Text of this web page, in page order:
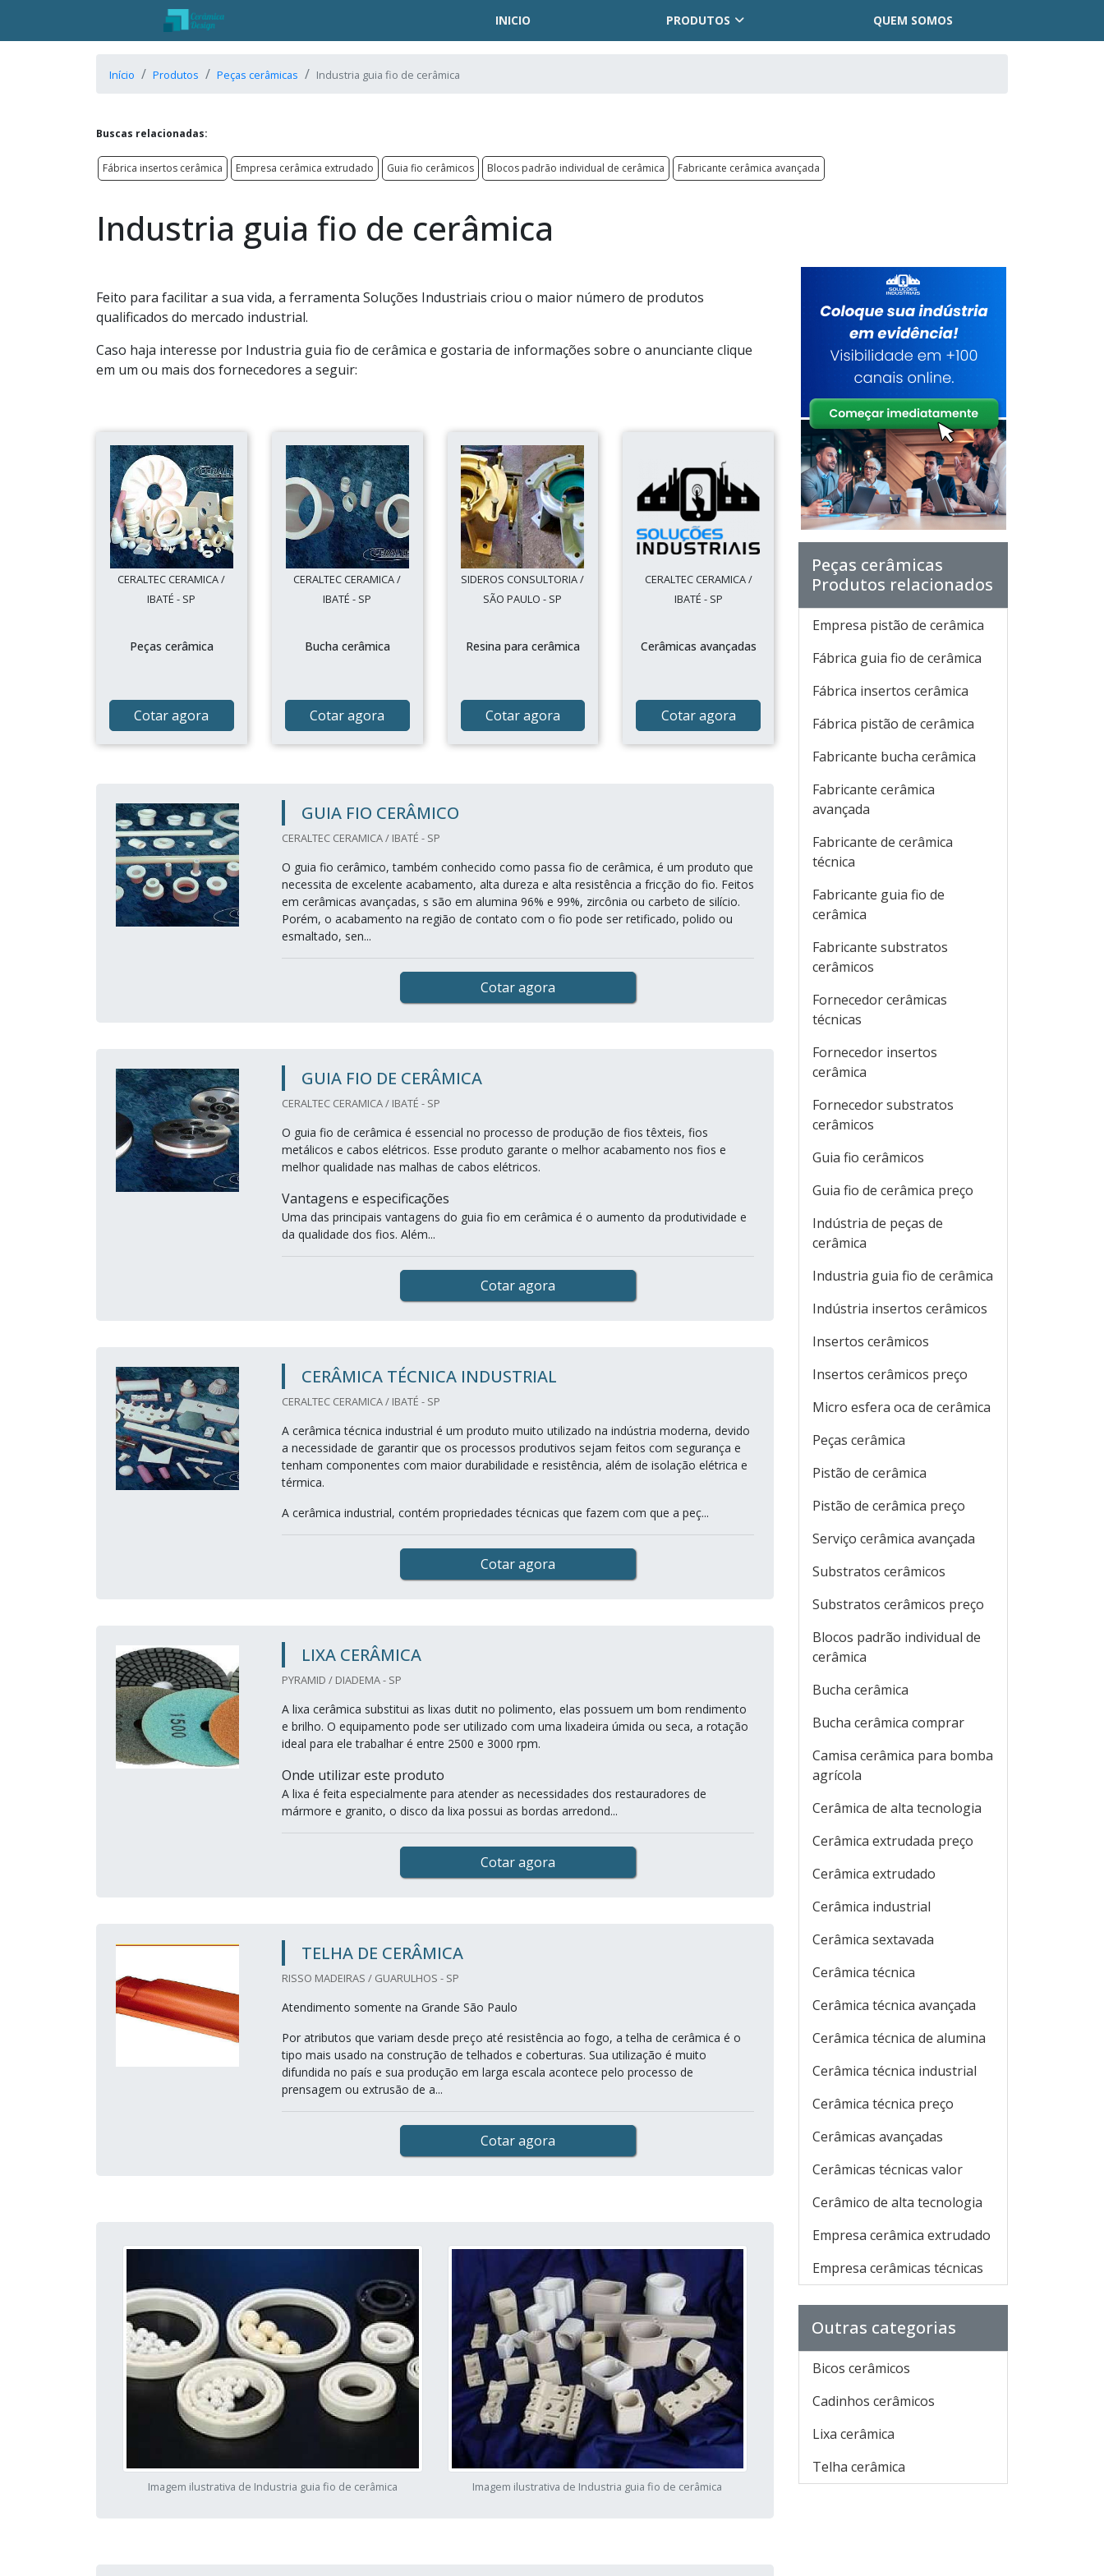
INICIO PRODUTOS QUEM SOMOS
Início Produtos Peças cerâmicas Industria guia fio de cerâmica
Buscas relacionadas:
Fábrica insertos cerâmica Empresa cerâmica extrudado Guia fio cerâmicos Blocos padrão individual de cerâmica Fabricante cerâmica avançada
Industria guia fio de cerâmica
Feito para facilitar a sua vida, a ferramenta Soluções Industriais criou o maior número de produtos
qualificados do mercado industrial.
Caso haja interesse por Industria guia fio de cerâmica e gostaria de informações sobre o anunciante clique
em um ou mais dos fornecedores a seguir:
CERALTEC CERAMICA /
IBATÉ - SP
Peças cerâmica
Cotar agora
CERALTEC CERAMICA /
IBATÉ - SP
Bucha cerâmica
Cotar agora
SIDEROS CONSULTORIA /
SÃO PAULO - SP
Resina para cerâmica
Cotar agora
CERALTEC CERAMICA /
IBATÉ - SP
Cerâmicas avançadas
Cotar agora
GUIA FIO CERÂMICO
CERALTEC CERAMICA / IBATÉ - SP
O guia fio cerâmico, também conhecido como passa fio de cerâmica, é um produto que
necessita de excelente acabamento, alta dureza e alta resistência a fricção do fio. Feitos
em cerâmicas avançadas, s são em alumina 96% e 99%, zircônia ou carbeto de silício.
Porém, o acabamento na região de contato com o fio pode ser retificado, polido ou
esmaltado, sen...
Cotar agora
GUIA FIO DE CERÂMICA
CERALTEC CERAMICA / IBATÉ - SP
O guia fio de cerâmica é essencial no processo de produção de fios têxteis, fios
metálicos e cabos elétricos. Esse produto garante o melhor acabamento nos fios e
melhor qualidade nas malhas de cabos elétricos.
Vantagens e especificações
Uma das principais vantagens do guia fio em cerâmica é o aumento da produtividade e
da qualidade dos fios. Além...
Cotar agora
CERÂMICA TÉCNICA INDUSTRIAL
CERALTEC CERAMICA / IBATÉ - SP
A cerâmica técnica industrial é um produto muito utilizado na indústria moderna, devido
a necessidade de garantir que os processos produtivos sejam feitos com segurança e
tenham componentes com maior durabilidade e resistência, além de isolação elétrica e
térmica.
A cerâmica industrial, contém propriedades técnicas que fazem com que a peç...
Cotar agora
LIXA CERÂMICA
PYRAMID / DIADEMA - SP
A lixa cerâmica substitui as lixas dutit no polimento, elas possuem um bom rendimento
e brilho. O equipamento pode ser utilizado com uma lixadeira úmida ou seca, a rotação
ideal para ele trabalhar é entre 2500 e 3000 rpm.
Onde utilizar este produto
A lixa é feita especialmente para atender as necessidades dos restauradores de
mármore e granito, o disco da lixa possui as bordas arredond...
Cotar agora
TELHA DE CERÂMICA
RISSO MADEIRAS / GUARULHOS - SP
Atendimento somente na Grande São Paulo
Por atributos que variam desde preço até resistência ao fogo, a telha de cerâmica é o
tipo mais usado na construção de telhados e coberturas. Sua utilização é muito
difundida no país e sua produção em larga escala acontece pelo processo de
prensagem ou extrusão de a...
Cotar agora
Imagem ilustrativa de Industria guia fio de cerâmica Imagem ilustrativa de Industria guia fio de cerâmica
Peças cerâmicas
Produtos relacionados
Empresa pistão de cerâmica
Fábrica guia fio de cerâmica
Fábrica insertos cerâmica
Fábrica pistão de cerâmica
Fabricante bucha cerâmica
Fabricante cerâmica
avançada
Fabricante de cerâmica
técnica
Fabricante guia fio de
cerâmica
Fabricante substratos
cerâmicos
Fornecedor cerâmicas
técnicas
Fornecedor insertos
cerâmica
Fornecedor substratos
cerâmicos
Guia fio cerâmicos
Guia fio de cerâmica preço
Indústria de peças de
cerâmica
Industria guia fio de cerâmica
Indústria insertos cerâmicos
Insertos cerâmicos
Insertos cerâmicos preço
Micro esfera oca de cerâmica
Peças cerâmica
Pistão de cerâmica
Pistão de cerâmica preço
Serviço cerâmica avançada
Substratos cerâmicos
Substratos cerâmicos preço
Blocos padrão individual de
cerâmica
Bucha cerâmica
Bucha cerâmica comprar
Camisa cerâmica para bomba
agrícola
Cerâmica de alta tecnologia
Cerâmica extrudada preço
Cerâmica extrudado
Cerâmica industrial
Cerâmica sextavada
Cerâmica técnica
Cerâmica técnica avançada
Cerâmica técnica de alumina
Cerâmica técnica industrial
Cerâmica técnica preço
Cerâmicas avançadas
Cerâmicas técnicas valor
Cerâmico de alta tecnologia
Empresa cerâmica extrudado
Empresa cerâmicas técnicas
Outras categorias
Bicos cerâmicos
Cadinhos cerâmicos
Lixa cerâmica
Telha cerâmica